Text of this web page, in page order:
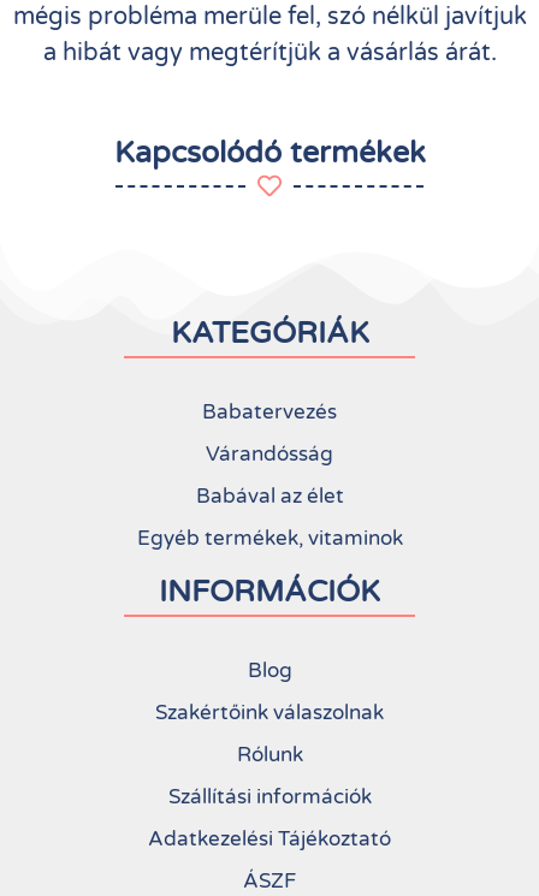
mégis probléma merüle fel, szó nélkül javítjuk
a hibát vagy megtérítjük a vásárlás árát.
Kapcsolódó termékek
KATEGÓRIÁK
Babatervezés
Várandósság
Babával az élet
Egyéb termékek, vitaminok
INFORMÁCIÓK
Blog
Szakértőink válaszolnak
Rólunk
Szállítási információk
Adatkezelési Tájékoztató
ÁSZF